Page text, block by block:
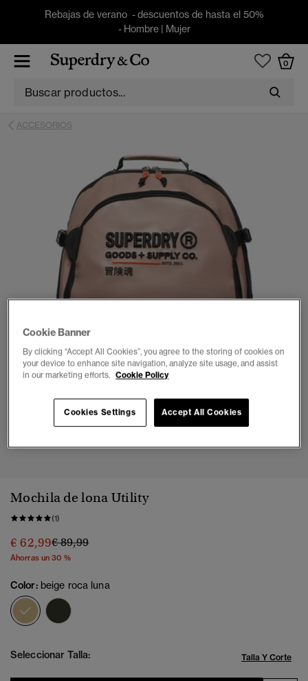
Rebajas de verano - descuentos de hasta el 50%
- Hombre| Mujer
0
ACCESORIOS
Mochila de lona Utility
(1)
€ 62,99Precio rebajado de
€ 89,99a
Ahorras un 30 %
Color: beige roca luna
seleccionado
Seleccionar Talla: Talla Y Corte
Cookie Banner
By clicking “Accept All Cookies”, you agree to the storing of cookies on
your device to enhance site navigation, analyze site usage, and assist
in our marketing efforts. Cookie Policy
Accept All Cookies
Cookies Settings